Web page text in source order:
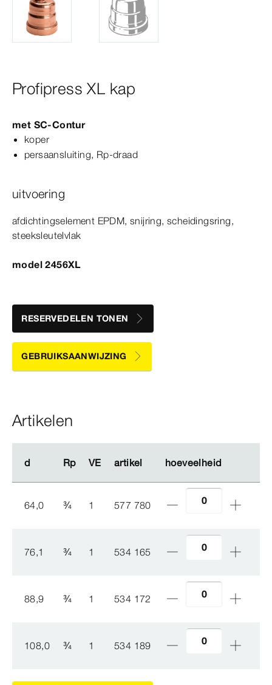
Profipress XL kap
met SC‑Contur
koper
persaansluiting, Rp-​draad
uitvoering
afdichtingselement EPDM, snijring, scheidingsring,
steeksleutelvlak
model 2456XL
RESERVEDELEN TONEN
GEBRUIKSAANWIJZING
Artikelen
d Rp VE artikel hoeveelheid
d Rp VE artikel hoeveelheid
64,0 ¾ 1 577 780
76,1 ¾ 1 534 165
88,9 ¾ 1 534 172
108,0 ¾ 1 534 189